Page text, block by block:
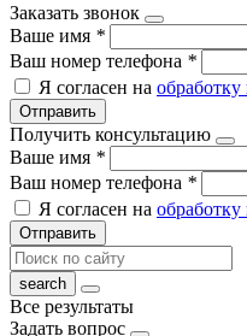
Заказать звонок
Ваше имя *
Ваш номер телефона *
Я согласен на
Отправить
Получить консультацию
Ваше имя *
Ваш номер телефона *
Я согласен на
Отправить
Все результаты
Задать вопрос